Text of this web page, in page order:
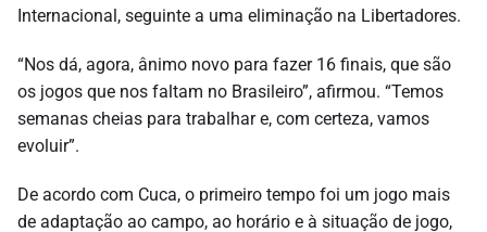
Internacional, seguinte a uma eliminação na Libertadores.
“Nos dá, agora, ânimo novo para fazer 16 finais, que são
os jogos que nos faltam no Brasileiro”, afirmou. “Temos
semanas cheias para trabalhar e, com certeza, vamos
evoluir”.
De acordo com Cuca, o primeiro tempo foi um jogo mais
de adaptação ao campo, ao horário e à situação de jogo,